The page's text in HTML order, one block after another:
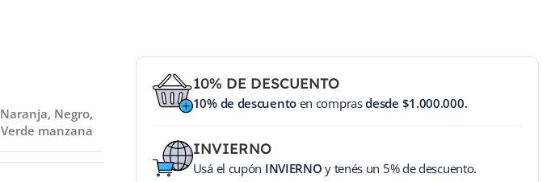
Naranja, Negro,
Verde manzana
10% DE DESCUENTO
10% de descuentoen comprasdesde $1.000.000.
INVIERNO
Usá el cupón INVIERNO y tenés un 5% de descuento.